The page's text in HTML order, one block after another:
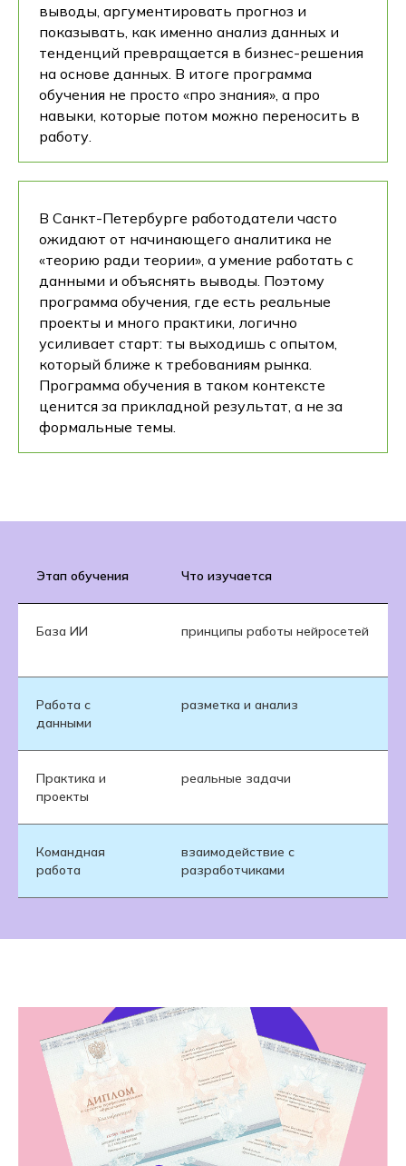
выводы, аргументировать прогноз и
показывать, как именно анализ данных и
тенденций превращается в бизнес-решения
на основе данных. В итоге программа
обучения не просто «про знания», а про
навыки, которые потом можно переносить в
работу.
В Санкт-Петербурге работодатели часто
ожидают от начинающего аналитика не
«теорию ради теории», а умение работать с
данными и объяснять выводы. Поэтому
программа обучения, где есть реальные
проекты и много практики, логично
усиливает старт: ты выходишь с опытом,
который ближе к требованиям рынка.
Программа обучения в таком контексте
ценится за прикладной результат, а не за
формальные темы.
Этап обучения Что изучается
База ИИ принципы работы нейросетей
Работа с
данными
разметка и анализ
Практика и
проекты
реальные задачи
Командная
работа
взаимодействие с
разработчиками